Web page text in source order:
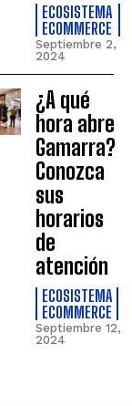
ECOSISTEMA
ECOMMERCE
Septiembre 2,
2024
¿A qué
hora abre
Gamarra?
Conozca
sus
horarios
de
atención
ECOSISTEMA
ECOMMERCE
Septiembre 12,
2024